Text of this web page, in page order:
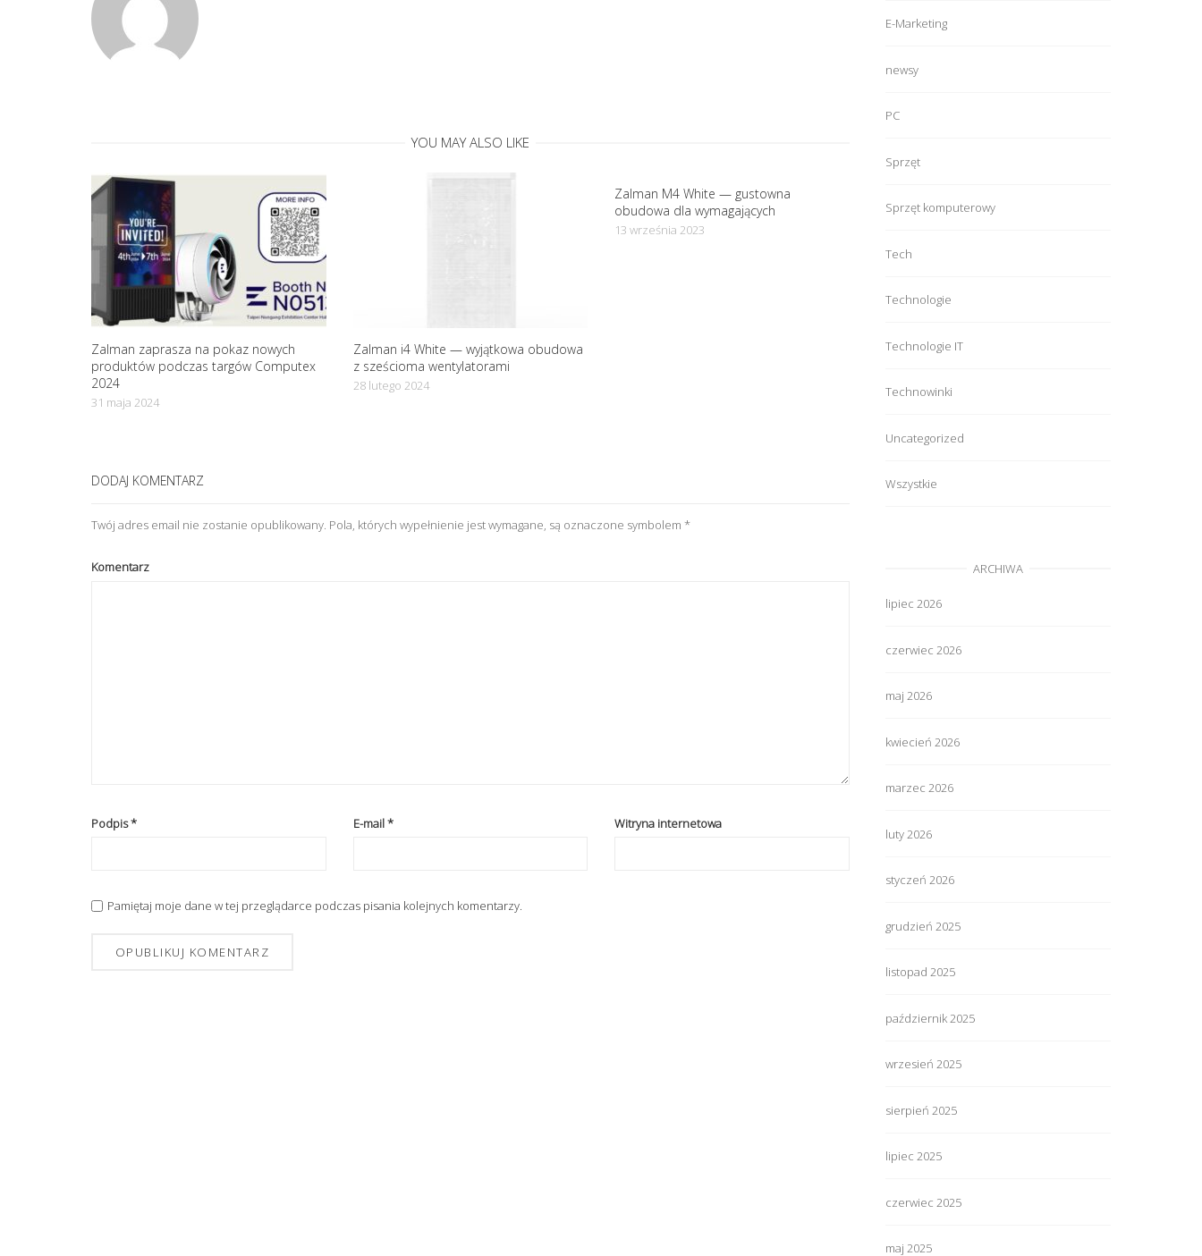
a
g
a
t
i
o
n
YOU MAY ALSO LIKE
Zalman zaprasza na pokaz nowych
produktów podczas targów Computex
2024
31 maja 2024
Zalman i4 White — wyjątkowa obudowa
z sześcioma wentylatorami
28 lutego 2024
Zalman M4 White — gustowna
obudowa dla wymagających
13 września 2023
DODAJ KOMENTARZ
Twój adres email nie zostanie opublikowany. Pola, których wypełnienie jest wymagane, są oznaczone symbolem *
Komentarz
Podpis* E-mail* Witryna internetowa
Pamiętaj moje dane w tej przeglądarce podczas pisania kolejnych komentarzy.
E-Marketing
newsy
PC
Sprzęt
Sprzęt komputerowy
Tech
Technologie
Technologie IT
Technowinki
Uncategorized
Wszystkie
ARCHIWA
lipiec 2026
czerwiec 2026
maj 2026
kwiecień 2026
marzec 2026
luty 2026
styczeń 2026
grudzień 2025
listopad 2025
październik 2025
wrzesień 2025
sierpień 2025
lipiec 2025
czerwiec 2025
maj 2025